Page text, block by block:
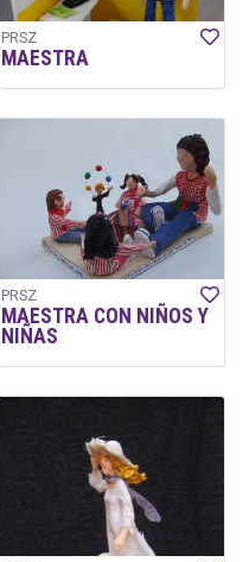
PRSZ
MAESTRA
PRSZ
MAESTRA CON NIÑOS Y
NIÑAS